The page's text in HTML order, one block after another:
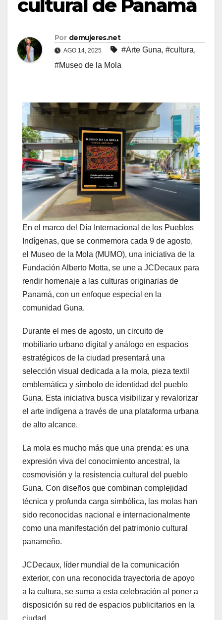
cultural de Panamá
Por demujeres.net
AGO 14, 2025 #Arte Guna, #cultura,
#Museo de la Mola
En el marco del Día Internacional de los Pueblos
Indígenas, que se conmemora cada 9 de agosto,
el Museo de la Mola (MUMO), una iniciativa de la
Fundación Alberto Motta, se une a JCDecaux para
rendir homenaje a las culturas originarias de
Panamá, con un enfoque especial en la
comunidad Guna.
Durante el mes de agosto, un circuito de
mobiliario urbano digital y análogo en espacios
estratégicos de la ciudad presentará una
selección visual dedicada a la mola, pieza textil
emblemática y símbolo de identidad del pueblo
Guna. Esta iniciativa busca visibilizar y revalorizar
el arte indígena a través de una plataforma urbana
de alto alcance.
La mola es mucho más que una prenda: es una
expresión viva del conocimiento ancestral, la
cosmovisión y la resistencia cultural del pueblo
Guna. Con diseños que combinan complejidad
técnica y profunda carga simbólica, las molas han
sido reconocidas nacional e internacionalmente
como una manifestación del patrimonio cultural
panameño.
JCDecaux, líder mundial de la comunicación
exterior, con una reconocida trayectoria de apoyo
a la cultura, se suma a esta celebración al poner a
disposición su red de espacios publicitarios en la